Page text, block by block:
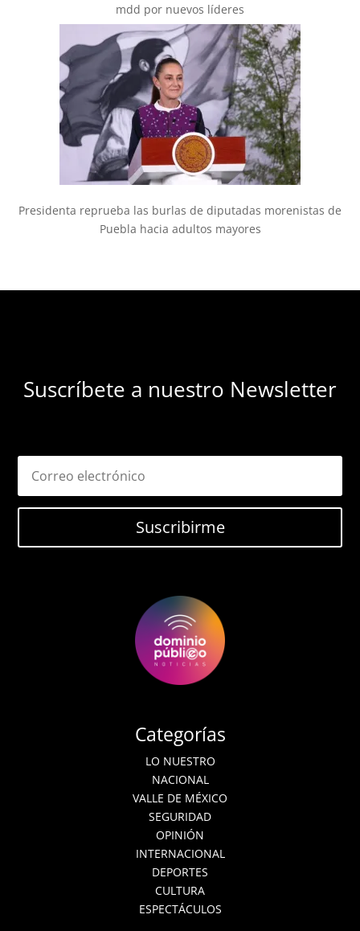
mdd por nuevos líderes
Presidenta reprueba las burlas de diputadas morenistas de
Puebla hacia adultos mayores
Suscríbete a nuestro Newsletter
Suscribirme
Categorías
LO NUESTRO
NACIONAL
VALLE DE MÉXICO
SEGURIDAD
OPINIÓN
INTERNACIONAL
DEPORTES
CULTURA
ESPECTÁCULOS